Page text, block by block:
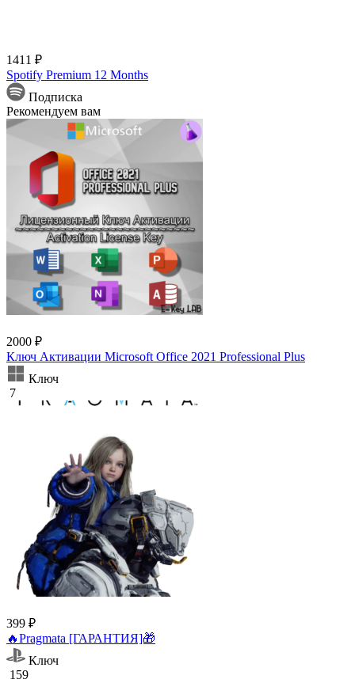
1411 ₽
Spotify Premium 12 Months
Подписка
Рекомендуем вам
2000 ₽
Ключ Активации Microsoft Office 2021 Professional Plus
Ключ
7
399 ₽
🔥Pragmata [ГАРАНТИЯ]🎁
Ключ
159